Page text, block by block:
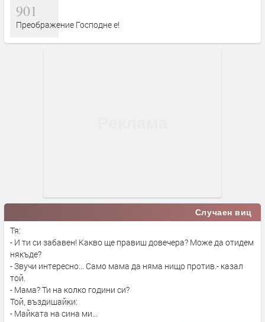
901
Преображение Господне е!
Случаен виц
Тя:
- И ти си забавен! Какво ще правиш довечера? Може да отидем
някъде?
- Звучи интересно... Само мама да няма нищо против.- казал
той.
- Мама? Ти на колко години си?
Той, въздишайки:
- Майката на сина ми...